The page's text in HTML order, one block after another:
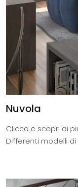
Nuvola
Clicca e scopri di
Differenti modelli